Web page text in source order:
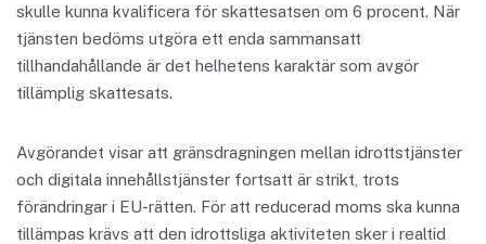
skulle kunna kvalificera för skattesatsen om 6 procent. När
tjänsten bedöms utgöra ett enda sammansatt
tillhandahållande är det helhetens karaktär som avgör
tillämplig skattesats.
Avgörandet visar att gränsdragningen mellan idrottstjänster
och digitala innehållstjänster fortsatt är strikt, trots
förändringar i EU-rätten. För att reducerad moms ska kunna
tillämpas krävs att den idrottsliga aktiviteten sker i realtid